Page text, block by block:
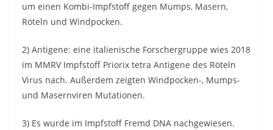
um einen Kombi-Impfstoff gegen Mumps, Masern,
Röteln und Windpocken.
2) Antigene: eine italienische Forschergruppe wies 2018
im MMRV Impfstoff Priorix tetra Antigene des Röteln
Virus nach. Außerdem zeigten Windpocken-, Mumps-
und Masernviren Mutationen.
3) Es wurde im Impfstoff Fremd DNA nachgewiesen.